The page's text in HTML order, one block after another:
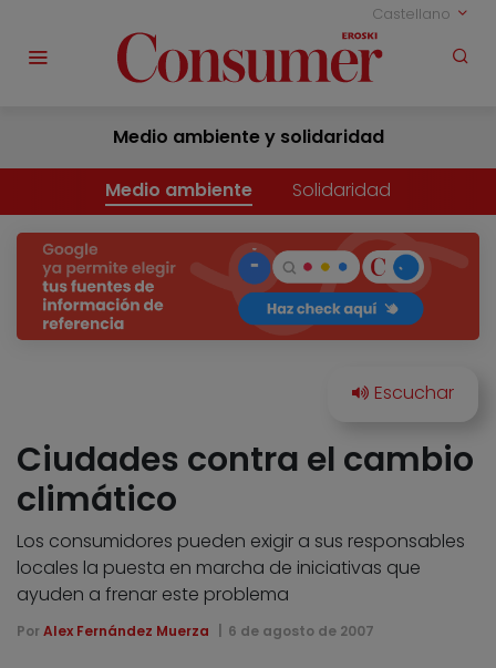
Castellano
Medio ambiente y solidaridad
Medio ambiente Solidaridad
Ciudades contra el cambio
climático
Los consumidores pueden exigir a sus responsables
locales la puesta en marcha de iniciativas que
ayuden a frenar este problema
Por Alex Fernández Muerza 6 de agosto de 2007